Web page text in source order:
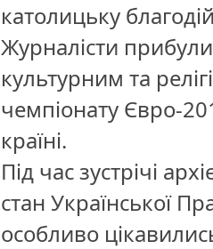
католицьку
Журналісти
культурним та
чемпіонату Євро-
країні.
Під час зустрічі
стан Української
особливо